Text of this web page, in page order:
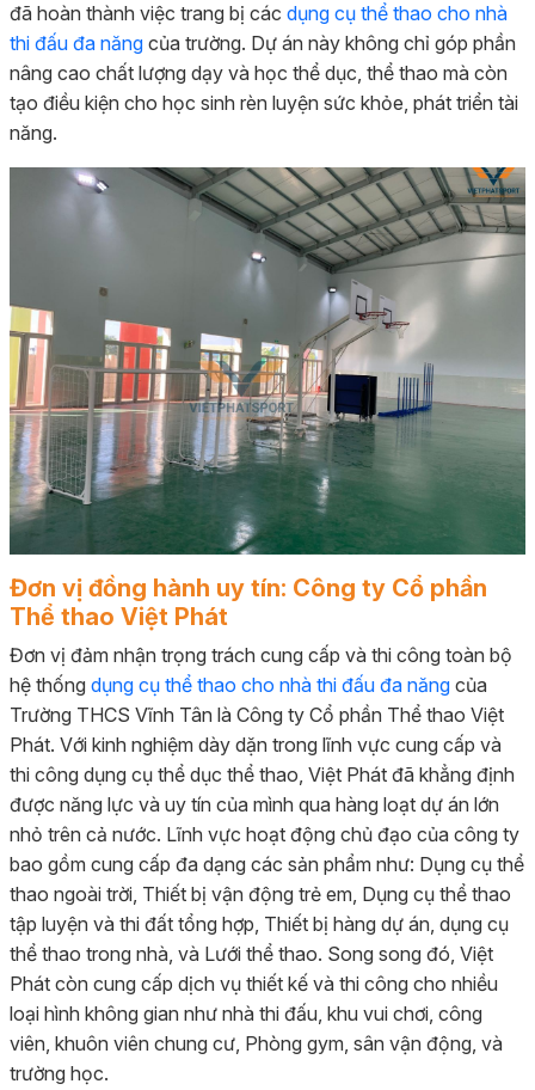
đã hoàn thành việc trang bị các dụng cụ thể thao cho nhà
thi đấu đa năng của trường. Dự án này không chỉ góp phần
nâng cao chất lượng dạy và học thể dục, thể thao mà còn
tạo điều kiện cho học sinh rèn luyện sức khỏe, phát triển tài
năng.
Đơn vị đồng hành uy tín: Công ty Cổ phần
Thể thao Việt Phát
Đơn vị đảm nhận trọng trách cung cấp và thi công toàn bộ
hệ thống dụng cụ thể thao cho nhà thi đấu đa năng của
Trường THCS Vĩnh Tân là Công ty Cổ phần Thể thao Việt
Phát. Với kinh nghiệm dày dặn trong lĩnh vực cung cấp và
thi công dụng cụ thể dục thể thao, Việt Phát đã khẳng định
được năng lực và uy tín của mình qua hàng loạt dự án lớn
nhỏ trên cả nước. Lĩnh vực hoạt động chủ đạo của công ty
bao gồm cung cấp đa dạng các sản phẩm như: Dụng cụ thể
thao ngoài trời, Thiết bị vận động trẻ em, Dụng cụ thể thao
tập luyện và thi đất tổng hợp, Thiết bị hàng dự án, dụng cụ
thể thao trong nhà, và Lưới thể thao. Song song đó, Việt
Phát còn cung cấp dịch vụ thiết kế và thi công cho nhiều
loại hình không gian như nhà thi đấu, khu vui chơi, công
viên, khuôn viên chung cư, Phòng gym, sân vận động, và
trường học.